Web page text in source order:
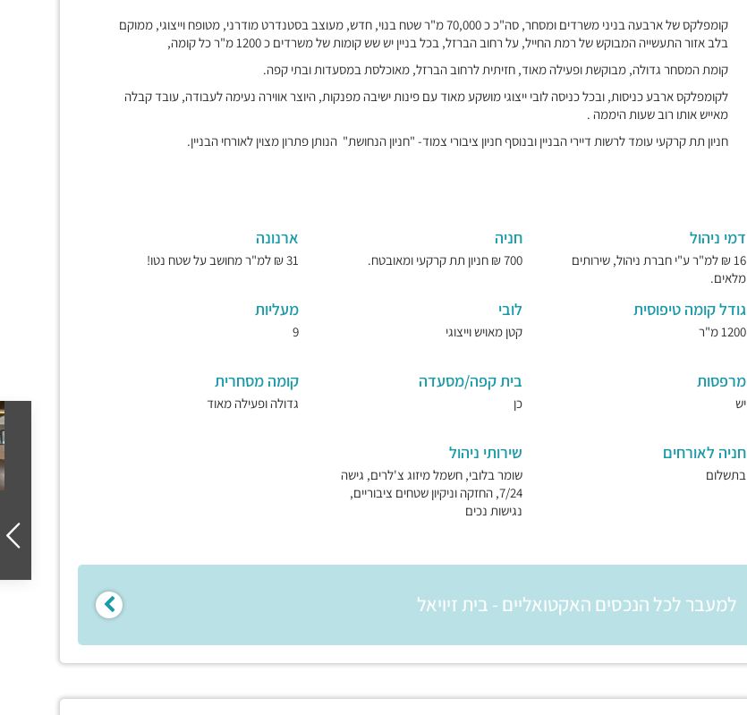
קומפלקס של ארבעה בניני משרדים ומסחר, סה"כ כ 70,000 מ"ר שטח בנוי, חדש, מעוצב בסטנדרט מודרני, מטופח וייצוגי, ממוקם
בלב אזור התעשייה המבוקש של רמת החייל, על רחוב הברזל, בכל בניין יש שש קומות של משרדים כ 1200 מ"ר כל קומה,
קומת המסחר גדולה, מבוקשת ופעילה מאוד, חזיתית לרחוב הברזל, מאוכלסת במסעדות ובתי קפה.
לקומפלקס ארבע כניסות, ובכל כניסה לובי ייצוגי מושקע מאוד עם פינות ישיבה מפנקות, היוצר אווירה נעימה לעבודה, עובד קבלה
מאייש אותו רוב שעות היממה .
חניון תת קרקעי עומד לרשות דיירי הבניין ובנוסף חניון ציבורי צמוד- "חניון הנחושת" הנותן פתרון מצוין לאורחי הבניין.
דמי ניהול
16 ₪ למ"ר ע"י חברת ניהול, שירותים
מלאים.
חניה
700 ₪ חניון תת קרקעי ומאובטח.
ארנונה
31 ₪ למ"ר מחושב על שטח נטו!
גודל קומה טיפוסית
1200 מ"ר
לובי
קטן מאויש וייצוגי
מעליות
9
מרפסות
יש
בית קפה/מסעדה
כן
קומה מסחרית
גדולה ופעילה מאוד
חניה לאורחים
בתשלום
שירותי ניהול
שומר בלובי, חשמל מיזוג צ'לרים, גישה
7/24, החזקה וניקיון שטחים ציבוריים,
נגישות נכים
למעבר לכל הנכסים האקטואליים - בית זיויאל